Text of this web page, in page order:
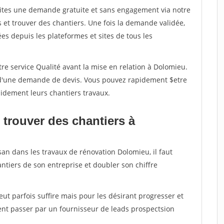
une demande gratuite et sans engagement via notre
trouver des chantiers. Une fois la demande validée,
depuis les plateformes et sites de tous les
service Qualité avant la mise en relation à Dolomieu.
demande de devis. Vous pouvez rapidement $etre
leurs chantiers travaux.
des chantiers à
dans les travaux de rénovation Dolomieu, il faut
de son entreprise et doubler son chiffre
parfois suffire mais pour les désirant progresser et
passer par un fournisseur de leads prospectsion